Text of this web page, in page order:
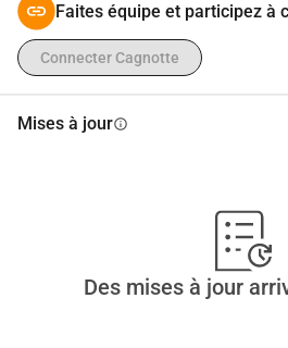
Faites équipe et participez à
Connecter Cagnotte
Mises à jourinfo
Des mises à jour